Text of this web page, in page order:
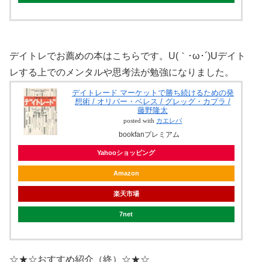
デイトレでお薦めの本はこちらです。U(｀･ω･´)Uデイト
レする上でのメンタルや思考法が勉強になりました。
デイトレード マーケットで勝ち続けるための発
想術 / オリバー・ベレス / グレッグ・カプラ /
藤野隆太
posted with カエレバ
bookfanプレミアム
Yahooショッピング
Amazon
楽天市場
7net
☆★☆おすすめ紹介（終）☆★☆